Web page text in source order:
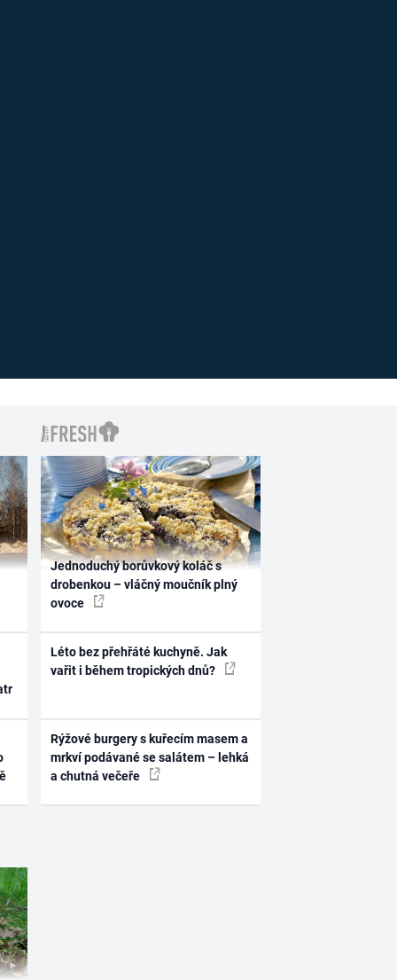
Jednoduchý borůvkový koláč s
drobenkou – vláčný moučník plný
ovoce
Léto bez přehřáté kuchyně. Jak
vařit i během tropických dnů?
Rýžové burgery s kuřecím masem a
mrkví podávané se salátem – lehká
a chutná večeře